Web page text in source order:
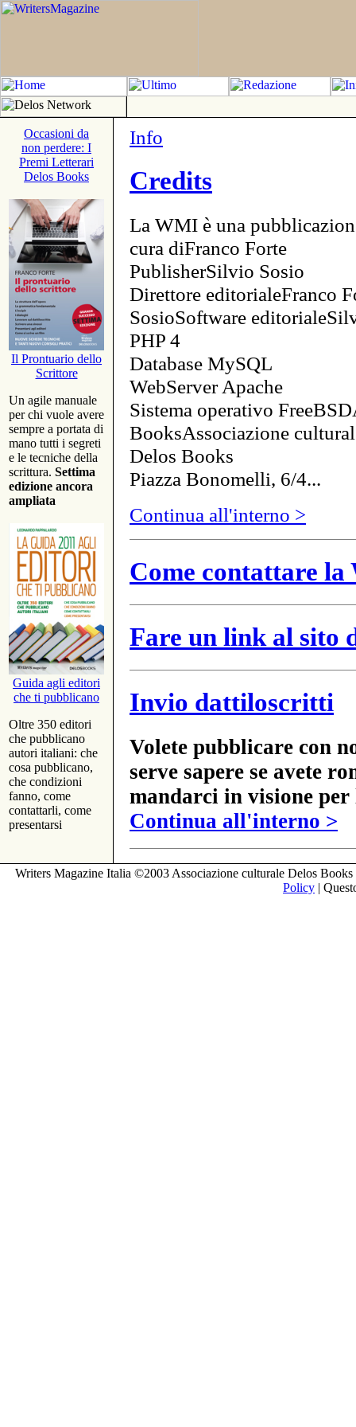
Occasioni da
non perdere: I
Premi Letterari
Delos Books
Il Prontuario dello
Scrittore
Un agile manuale
per chi vuole avere
sempre a portata di
mano tutti i segreti
e le tecniche della
scrittura. Settima
edizione ancora
ampliata
Guida agli editori
che ti pubblicano
Oltre 350 editori
che pubblicano
autori italiani: che
cosa pubblicano,
che condizioni
fanno, come
contattarli, come
presentarsi
Info
Credits
La WMI è una
cura diFranco Forte
PublisherSilvio Sosio
Direttore editorialeFranco
SosioSoftware
PHP 4
Database MySQL
WebServer Apache
Sistema operativo
BooksAssociazione
Delos Books
Piazza Bonomelli, 6/4...
Continua all'interno >
Come contattare
Fare un link al sito
Invio dattiloscritti
Volete pubblicare con
serve sapere se avete
mandarci in visione
Continua all'interno >
Writers Magazine Italia ©2003 Associazione culturale Delos
Policy |